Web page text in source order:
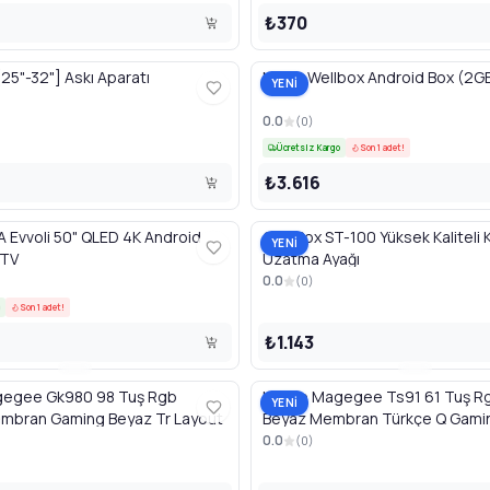
₺370
32"] Askı Aparatı YENİ
MAX2 Wellbox Android Box
0.0 (0)
Ücretsiz Kargo Son 1 adet!
₺3.616
Evvoli 50" QLED 4K Android
Son 1 adet!
YENİ
CamBox ST-100 Yüksek Kaliteli
Uzatma Ayağı
0.0 (0)
₺1.143
Gk980 98 Tuş Rgb
Gaming Beyaz Tr Layout
YENİ
Klavye Magegee Ts91 61 Tuş
Beyaz Membran Türkçe Q
0.0 (0)